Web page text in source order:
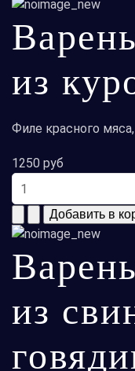
из
Филе красного
1250 руб
из